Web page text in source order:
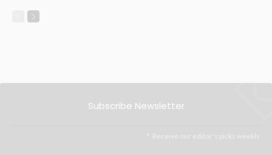
Subscribe Newsletter
Receive our editor's picks weekly